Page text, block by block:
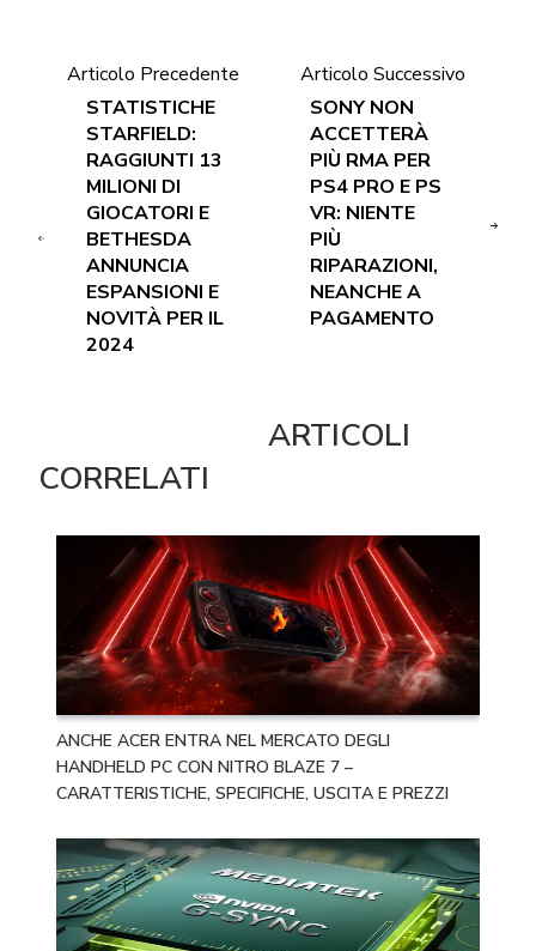
Articolo Precedente
STATISTICHE
STARFIELD:
RAGGIUNTI 13
MILIONI DI
GIOCATORI E
BETHESDA
ANNUNCIA
ESPANSIONI E
NOVITÀ PER IL
2024
Articolo Successivo
SONY NON
ACCETTERÀ
PIÙ RMA PER
PS4 PRO E PS
VR: NIENTE
PIÙ
RIPARAZIONI,
NEANCHE A
PAGAMENTO
ARTICOLI
CORRELATI
ANCHE ACER ENTRA NEL MERCATO DEGLI
HANDHELD PC CON NITRO BLAZE 7 –
CARATTERISTICHE, SPECIFICHE, USCITA E PREZZI